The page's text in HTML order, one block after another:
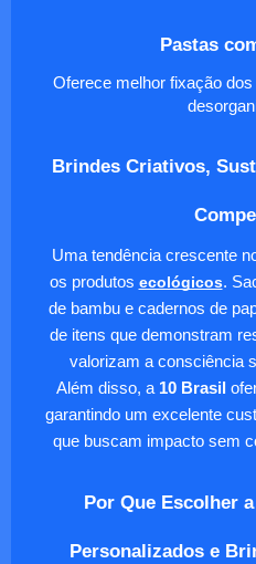
Pastas
Oferece melhor fixação
Brindes Criativos,
Uma tendência crescente
os produtos ecológicos.
de bambu e cadernos de
de itens que demonstram
valorizam a consciência
Além disso, a 10 Brasil
garantindo um excelente
que buscam impacto sem
Por Que Escolher
Personalizados e